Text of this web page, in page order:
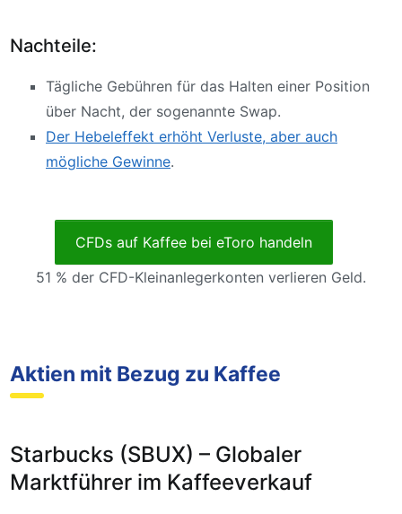
Nachteile:
Tägliche Gebühren für das Halten einer Position
über Nacht, der sogenannte Swap.
Der Hebeleffekt erhöht Verluste, aber auch
mögliche Gewinne.
CFDs auf Kaffee bei eToro handeln
51 % der CFD-Kleinanlegerkonten verlieren Geld.
Aktien mit Bezug zu Kaffee
Starbucks (SBUX) – Globaler
Marktführer im Kaffeeverkauf